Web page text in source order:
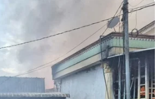
từ bản vẽ?
Tiến:Đây là một vấn đề
giữa thành phố với các
nay, phần lớn các khu
thông qua các dự án khu